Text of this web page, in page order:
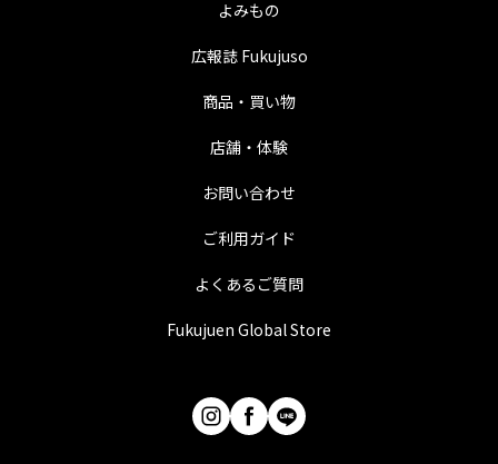
よみもの
広報誌 Fukujuso
商品・買い物
店舗・体験
お問い合わせ
ご利用ガイド
よくあるご質問
Fukujuen Global Store